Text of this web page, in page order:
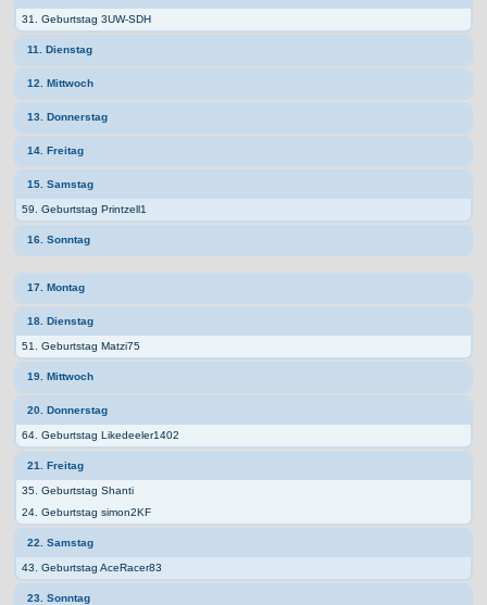
31. Geburtstag 3UW-SDH
11. Dienstag
12. Mittwoch
13. Donnerstag
14. Freitag
15. Samstag
59. Geburtstag Printzell1
16. Sonntag
17. Montag
18. Dienstag
51. Geburtstag Matzi75
19. Mittwoch
20. Donnerstag
64. Geburtstag Likedeeler1402
21. Freitag
35. Geburtstag Shanti
24. Geburtstag simon2KF
22. Samstag
43. Geburtstag AceRacer83
23. Sonntag